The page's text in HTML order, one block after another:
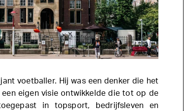
voetballer. Hij was een denker die het
eigen visie ontwikkelde die tot op de
in topsport, bedrijfsleven en